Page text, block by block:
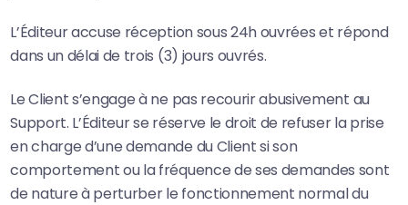
L’Éditeur accuse réception sous 24h ouvrées et répond
dans un délai de trois (3) jours ouvrés.
Le Client s’engage à ne pas recourir abusivement au
Support. L’Éditeur se réserve le droit de refuser la prise
en charge d’une demande du Client si son
comportement ou la fréquence de ses demandes sont
de nature à perturber le fonctionnement normal du